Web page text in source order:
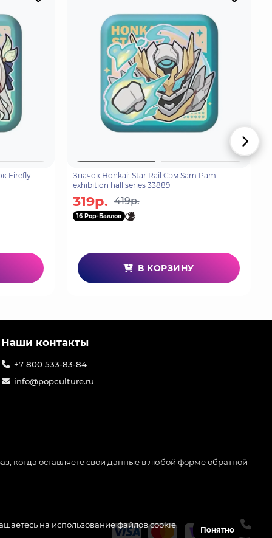
Firefly
Значок Honkai: Star Rail Сэм Sam Pam
exhibition hall series 33889
319р. 419р.
16 Pop-Баллов
В КОРЗИНУ
на использование файлов cookie.
Понятно
Наши контакты
+7 800 533-83-84
info@popculture.ru
когда оставляете свои данные в любой форме обратной